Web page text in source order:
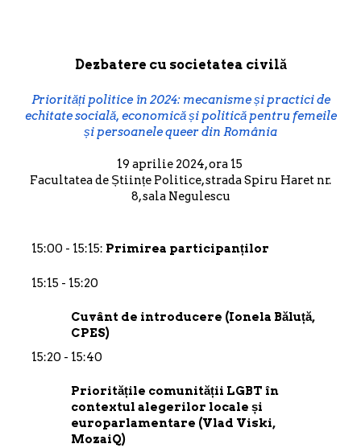
Dezbatere cu societatea civilă
Priorități politice în 2024: mecanisme și practici de
echitate socială, economică și politică pentru femeile
și persoanele queer din România
19 aprilie 2024, ora 15
Facultatea de Științe Politice, strada Spiru Haret nr.
8, sala Negulescu
15:00 - 15:15: Primirea participanților
15:15 - 15:20
Cuvânt de introducere (Ionela Băluță,
CPES)
15:20 - 15:40
Prioritățile comunității LGBT în
contextul alegerilor locale și
europarlamentare (Vlad Viski,
MozaiQ)